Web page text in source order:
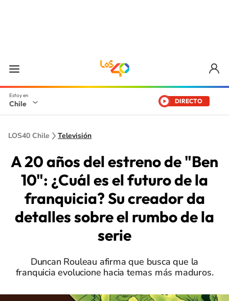
Chile DIRECTO
LOS40 Chile Televisión
A 20 años del estreno de "Ben
10": ¿Cuál es el futuro de la
franquicia? Su creador da
detalles sobre el rumbo de la
serie
Duncan Rouleau afirma que busca que la
franquicia evolucione hacia temas más maduros.